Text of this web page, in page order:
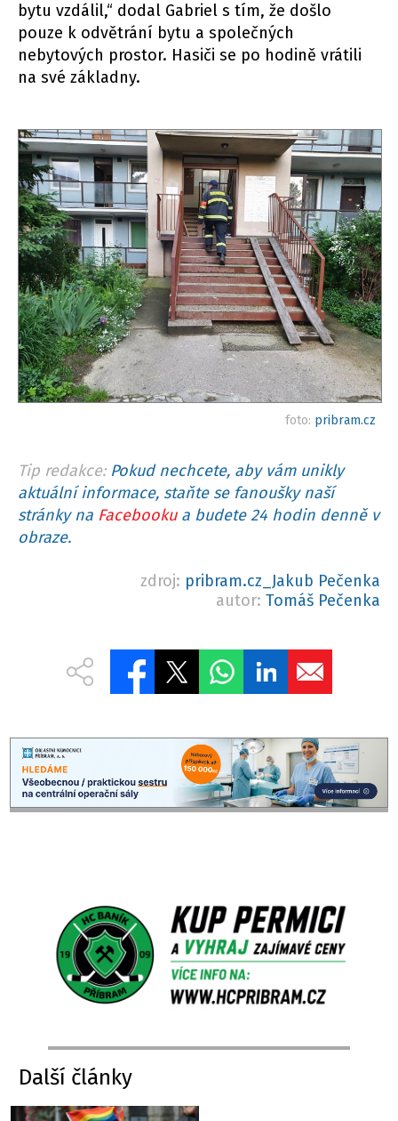
bytu vzdálil,“ dodal Gabriel s tím, že došlo
pouze k odvětrání bytu a společných
nebytových prostor. Hasiči se po hodině vrátili
na své základny.
foto: pribram.cz
Tip redakce: Pokud nechcete, aby vám unikly
aktuální informace, staňte se fanoušky naší
stránky na Facebookua budete 24 hodin denně v
obraze.
zdroj: pribram.cz_Jakub Pečenka
autor: Tomáš Pečenka
Další články